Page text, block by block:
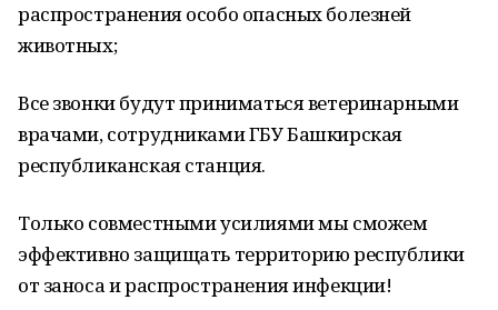
распространения особо опасных болезней
животных;
Все звонки будут приниматься ветеринарными
врачами, сотрудниками ГБУ Башкирская
республиканская станция.
Только совместными усилиями мы сможем
эффективно защищать территорию республики
от заноса и распространения инфекции!